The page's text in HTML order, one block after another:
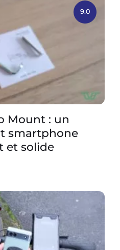
9.0
Mount : un
smartphone
et solide